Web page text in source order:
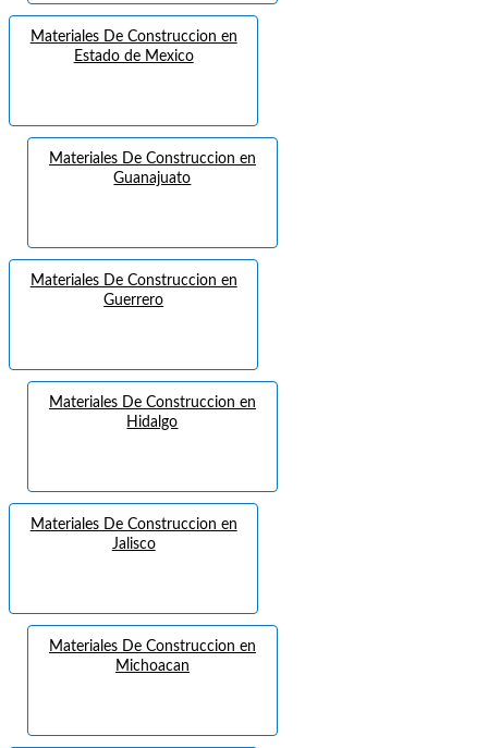
Materiales De Construccion en
Estado de Mexico
Materiales De Construccion en
Guanajuato
Materiales De Construccion en
Guerrero
Materiales De Construccion en
Hidalgo
Materiales De Construccion en
Jalisco
Materiales De Construccion en
Michoacan